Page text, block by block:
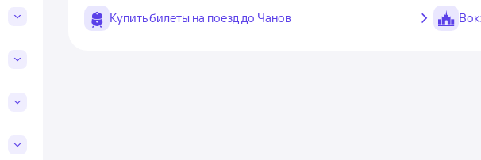
Купить билеты на поезд до Чанов